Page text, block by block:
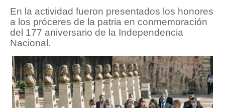
En la actividad fueron presentados los honores
a los próceres de la patria en conmemoración
del 177 aniversario de la Independencia
Nacional.